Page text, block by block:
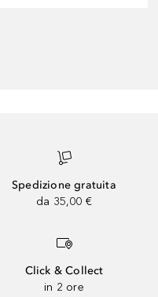
Spedizione gratuita
da 35,00 €
Click & Collect
in 2 ore